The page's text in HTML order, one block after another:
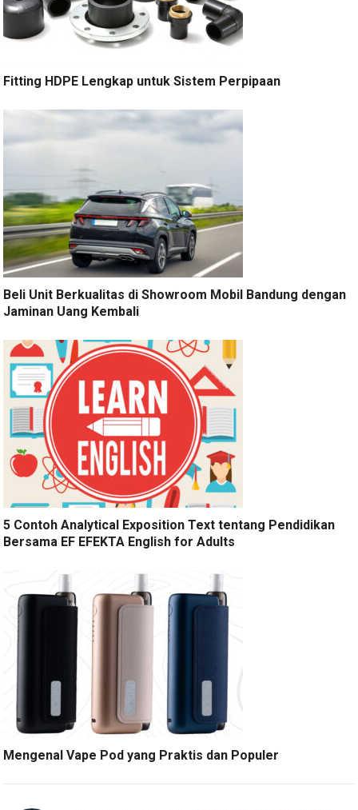
Fitting HDPE Lengkap untuk Sistem Perpipaan
Beli Unit Berkualitas di Showroom Mobil Bandung dengan
Jaminan Uang Kembali
5 Contoh Analytical Exposition Text tentang Pendidikan
Bersama EF EFEKTA English for Adults
Mengenal Vape Pod yang Praktis dan Populer